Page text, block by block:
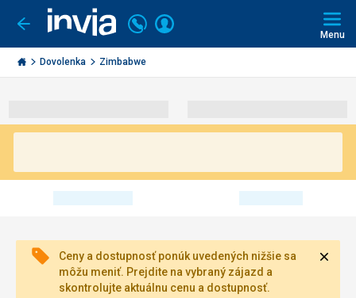
Ísť
späť
Invia.sk
Volajte
+421
2
Prihlásiť
Menu
Dovolenka Zimbabwe
Ceny a dostupnosť ponúk uvedených nižšie sa
môžu meniť. Prejdite na vybraný zájazd a
skontrolujte aktuálnu cenu a dostupnosť.